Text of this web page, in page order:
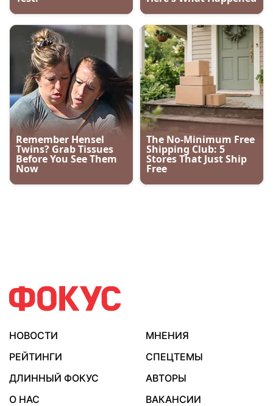
НОВОСТИ
МНЕНИЯ
РЕЙТИНГИ
СПЕЦТЕМЫ
ДЛИННЫЙ ФОКУС
АВТОРЫ
О НАС
ВАКАНСИИ